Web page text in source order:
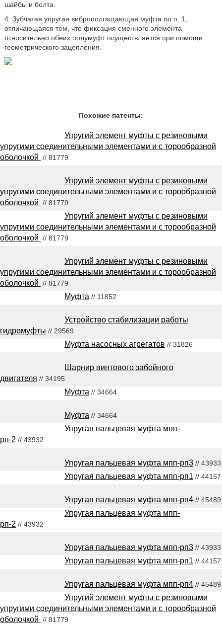
шайбы и болта.
4. Зубчатая упругая виброполгащающая муфта по п. 1,
отличающаяся тем, что фиксация сменного элемента
относительно обеих полумуфт осуществляется при помощи
геометрического зацепления.
Похожие патенты:
Упругий элемент муфты с резиновыми
упругими соединительными элементами и с торообразной
оболочкой // 81779
Упругий элемент муфты с резиновыми
упругими соединительными элементами и с торообразной
оболочкой // 81779
Упругий элемент муфты с резиновыми
упругими соединительными элементами и с торообразной
оболочкой // 81779
Упругий элемент муфты с резиновыми
упругими соединительными элементами и с торообразной
оболочкой // 81779
Муфта // 11852
Устройство стабилизации работы
гидромуфты // 29569
Муфта насосных агрегатов // 31826
Шарнир винтового забойного
двигателя // 34195
Муфта // 34664
Муфта // 34664
Упругая пальцевая муфта мпп-
рп-2 // 43932
Упругая пальцевая муфта мпп-рп3 // 43933
Упругая пальцевая муфта мпп-рп1 // 44157
Упругая пальцевая муфта мпп-рп4 // 45489
Упругая пальцевая муфта мпп-
рп-2 // 43932
Упругая пальцевая муфта мпп-рп3 // 43933
Упругая пальцевая муфта мпп-рп1 // 44157
Упругая пальцевая муфта мпп-рп4 // 45489
Упругий элемент муфты с резиновыми
упругими соединительными элементами и с торообразной
оболочкой // 81779